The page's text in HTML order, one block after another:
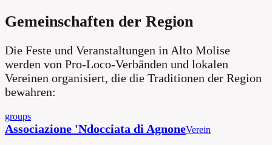
Gemeinschaften der Region
Die Feste und Veranstaltungen in Alto Molise
werden von Pro-Loco-Verbänden und lokalen
Vereinen organisiert, die die Traditionen der Region
bewahren:
groups
Associazione 'Ndocciata di AgnoneVerein